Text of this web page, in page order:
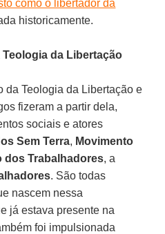
como o libertador da
historicamente.
da Libertação
da Teologia da Libertação e
fizeram a partir dela,
sociais e atores
Sem Terra, Movimento
dos Trabalhadores, a
. São todas
nascem nessa
já estava presente na
foi impulsionada